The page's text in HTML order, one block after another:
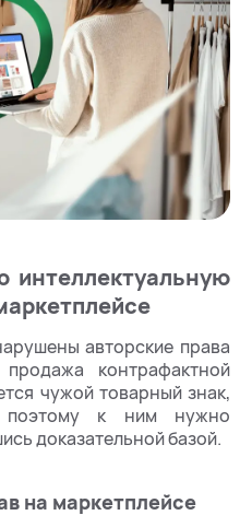
интеллектуальную
авторские права
контрафактной
чужой товарный знак,
поэтому к ним нужно
доказательной базой.
на маркетплейсе